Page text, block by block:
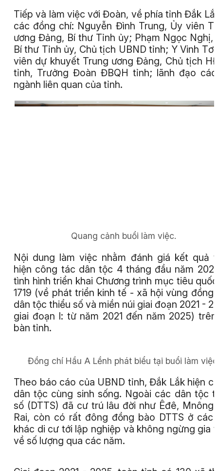
Tiếp và làm việc với Đoàn, về phía tỉnh Đắk
các đồng chí: Nguyễn Đình Trung, Ủy viên
ương Đảng, Bí thư Tỉnh ủy; Phạm Ngọc Nghị,
Bí thư Tỉnh ủy, Chủ tịch UBND tỉnh; Y Vinh
viên dự khuyết Trung ương Đảng, Chủ tịch
tỉnh, Trưởng Đoàn ĐBQH tỉnh; lãnh đạo
ngành liên quan của tỉnh.
Quang cảnh buổi làm việc.
Nội dung làm việc nhằm đánh giá kết quả
hiện công tác dân tộc 4 tháng đầu năm
tình hình triển khai Chương trình mục tiêu
1719 (về phát triển kinh tế - xã hội vùng đồng
dân tộc thiểu số và miền núi giai đoạn 2021 -
giai đoạn I: từ năm 2021 đến năm 2025)
bàn tỉnh.
Đồng chí Hầu A Lềnh phát biểu tại buổi làm
Theo báo cáo của UBND tỉnh, Đắk Lắk hiện
dân tộc cùng sinh sống. Ngoài các dân tộc
số (DTTS) đã cư trú lâu đời như Êđê, Mnông,
Rai, còn có rất đông đồng bào DTTS ở các
khác di cư tới lập nghiệp và không ngừng gia
về số lượng qua các năm.